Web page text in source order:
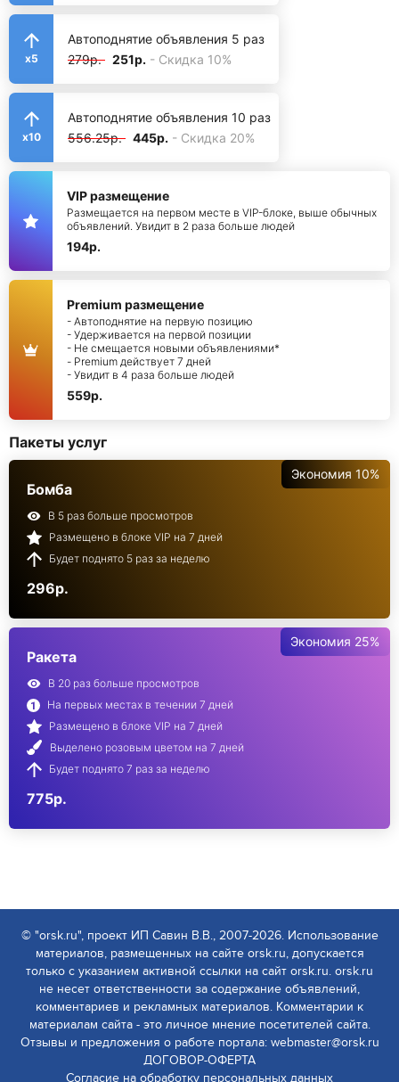
x5
Автоподнятие объявления 5 раз
279р. 251р. - Скидка 10%
x10
Автоподнятие объявления 10 раз
556.25р. 445р. - Скидка 20%
VIP размещение
Размещается на первом месте в VIP-блоке, выше обычных
объявлений. Увидит в 2 раза больше людей
194р.
Premium размещение
- Автоподнятие на первую позицию
- Удерживается на первой позиции
- Не смещается новыми объявлениями*
- Premium действует 7 дней
- Увидит в 4 раза больше людей
559р.
Пакеты услуг
Экономия 10%
Бомба
В 5 раз больше просмотров
Размещено в блоке VIP на 7 дней
Будет поднято 5 раз за неделю
296р.
Экономия 25%
Ракета
В 20 раз больше просмотров
На первых местах в течении 7 дней
Размещено в блоке VIP на 7 дней
Выделено розовым цветом на 7 дней
Будет поднято 7 раз за неделю
775р.
© "orsk.ru", проект ИП Савин В.В., 2007-2026. Использование
материалов, размещенных на сайте orsk.ru, допускается
только с указанием активной ссылки на сайт orsk.ru. orsk.ru
не несет ответственности за содержание объявлений,
комментариев и рекламных материалов. Комментарии к
материалам сайта - это личное мнение посетителей сайта.
Отзывы и предложения о работе портала: webmaster@orsk.ru
ДОГОВОР-ОФЕРТА
Согласие на обработку персональных данных